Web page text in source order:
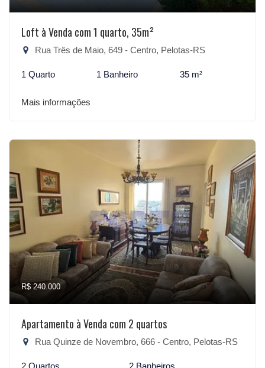
Loft à Venda com 1 quarto, 35m²
Rua Três de Maio, 649 - Centro, Pelotas-RS
1 Quarto 1 Banheiro 35 m²
Mais informações
R$ 240.000
Apartamento à Venda com 2 quartos
Rua Quinze de Novembro, 666 - Centro, Pelotas-RS
2 Quartos 2 Banheiros